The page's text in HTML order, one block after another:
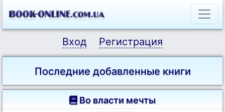
Вход Регистрация
Последние добавленные книги
Во власти мечты